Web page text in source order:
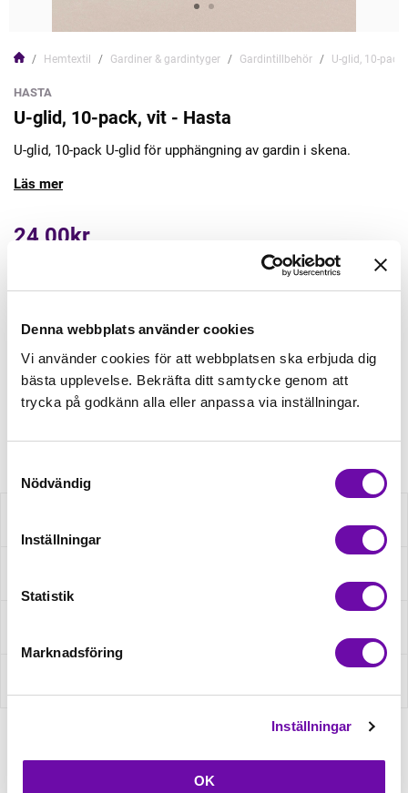
Denna webbplats använder cookies
Vi använder cookies för att webbplatsen ska erbjuda dig
bästa upplevelse. Bekräfta ditt samtycke genom att
trycka på godkänn alla eller anpassa via inställningar.
Nödvändig
Inställningar
Statistik
Marknadsföring
Inställningar
OK
Hemtextil Gardiner & gardintyger Gardintillbehör U-glid, 10-
HASTA
U-glid, 10-pack, vit - Hasta
U-glid, 10-pack U-glid för upphängning av gardin i skena.
Läs mer
24,00kr
Leveranstid: 5-7dagar
Minsta beställning: 1 st